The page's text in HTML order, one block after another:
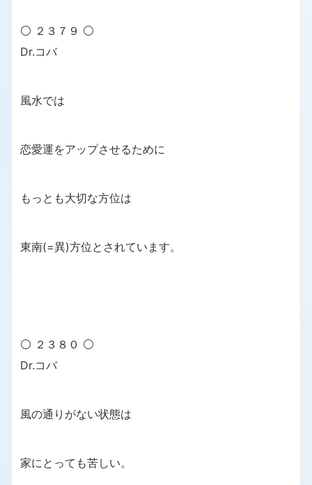
⚪ ２３７９ ⚪
Dr.コバ
風水では
恋愛運をアップさせるために
もっとも大切な方位は
東南(=異)方位とされています。
⚪ ２３８０ ⚪
Dr.コバ
風の通りがない状態は
家にとっても苦しい。